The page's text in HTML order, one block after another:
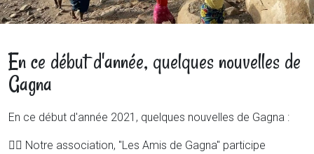
En ce début d'année, quelques nouvelles de
Gagna
En ce début d'année 2021, quelques nouvelles de Gagna :
👉🏾 Notre association, "Les Amis de Gagna" participe